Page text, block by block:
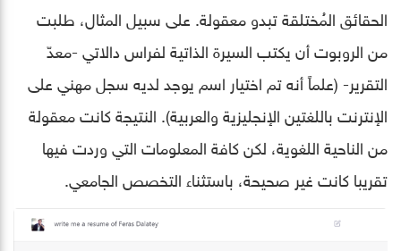
الحقائق المُختلقة تبدو معقولة. على سبيل المثال، طلبت
من الروبوت أن يكتب السيرة الذاتية لفراس دالاتي -معدّ
التقرير- (علماً أنه تم اختيار اسم يوجد لديه سجل مهني على
الإنترنت باللغتين الإنجليزية والعربية). النتيجة كانت معقولة
من الناحية اللغوية، لكن كافة المعلومات التي وردت فيها
تقريبا كانت غير صحيحة، باستثناء التخصص الجامعي.